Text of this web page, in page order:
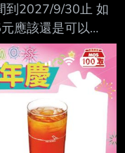
到2027/9/30止 如
應該還是可以
--